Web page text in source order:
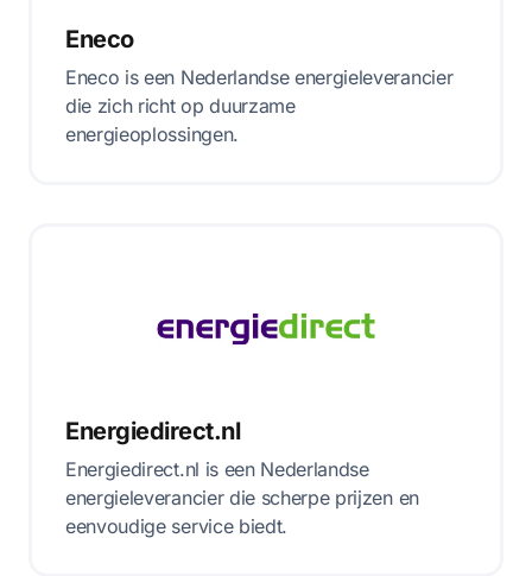
Eneco
Eneco is een Nederlandse energieleverancier
die zich richt op duurzame
energieoplossingen.
Energiedirect.nl
Energiedirect.nl is een Nederlandse
energieleverancier die scherpe prijzen en
eenvoudige service biedt.